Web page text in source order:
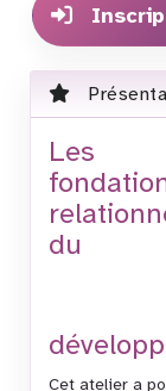
Les
du
Cet atelier a